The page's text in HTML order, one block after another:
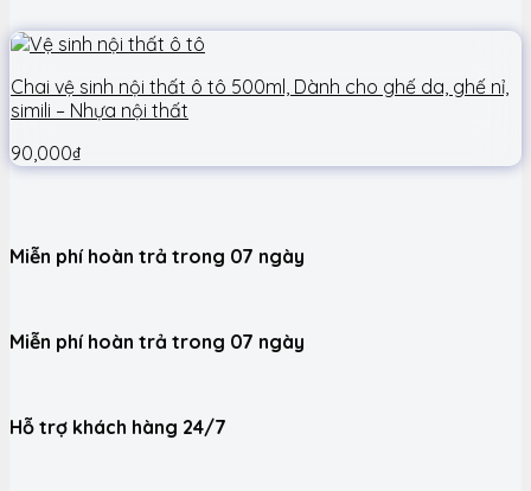
Chai vệ sinh nội thất ô tô 500ml, Dành cho ghế da, ghế nỉ,
simili – Nhựa nội thất
90,000₫
Miễn phí hoàn trả trong 07 ngày
Miễn phí hoàn trả trong 07 ngày
Hỗ trợ khách hàng 24/7